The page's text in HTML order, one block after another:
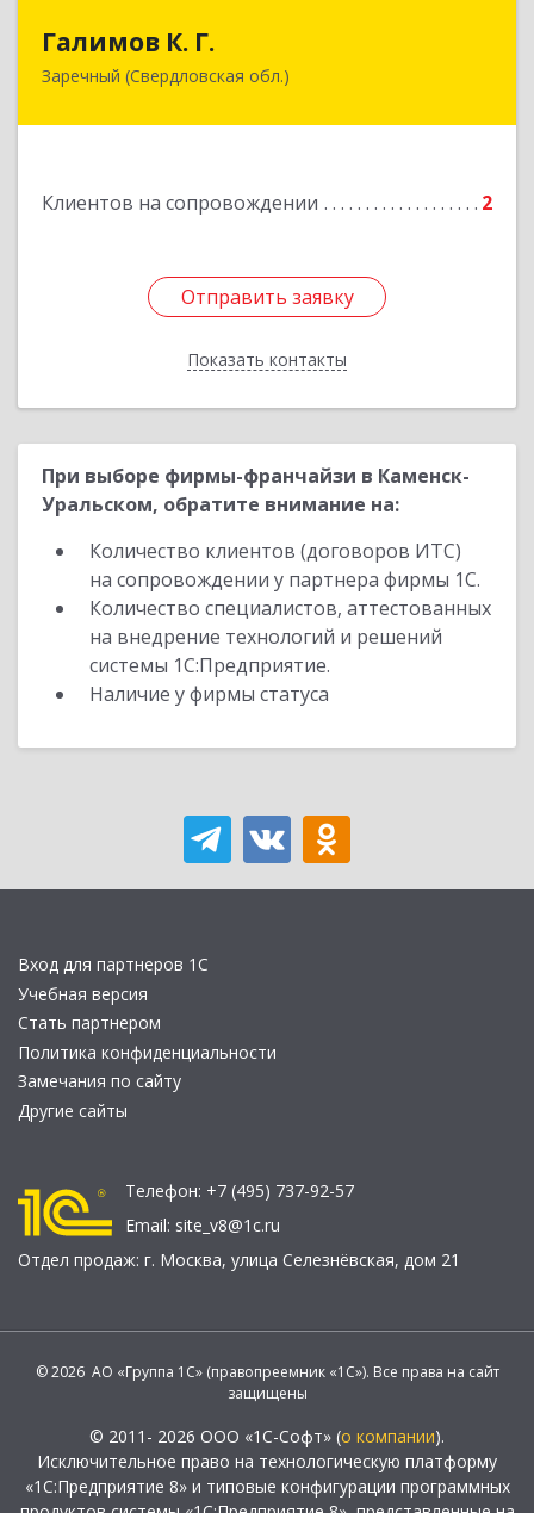
Галимов К. Г.
Заречный (Свердловская обл.)
Клиентов на сопровождении 2
Отправить заявку
Показать контакты
Свердловская обл, г. Заречный, ул. Кузнецова,
Отправить заявку
Назад
При выборе фирмы-франчайзи в Каменск-
Уральском, обратите внимание на:
Количество клиентов (договоров ИТС)
на сопровождении у партнера фирмы 1С.
Количество специалистов, аттестованных
на внедрение технологий и решений
системы 1С:Предприятие.
Наличие у фирмы статуса
Вход для партнеров 1С
Учебная версия
Стать партнером
Политика конфиденциальности
Замечания по сайту
Другие сайты
Телефон: +7 (495) 737-92-57
Email: site_v8@1c.ru
Отдел продаж: г. Москва, улица Селезнёвская, дом 21
© 2026 АО «Группа 1С» (правопреемник «1С»). Все права на сайт
защищены
© 2011- 2026 ООО «1С-Софт» (о компании).
Исключительное право на технологическую платформу
«1С:Предприятие 8» и типовые конфигурации программных